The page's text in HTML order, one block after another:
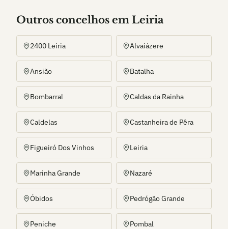
Outros concelhos em Leiria
2400 Leiria Alvaiázere
Ansião Batalha
Bombarral Caldas da Rainha
Caldelas Castanheira de Pêra
Figueiró Dos Vinhos Leiria
Marinha Grande Nazaré
Óbidos Pedrógão Grande
Peniche Pombal